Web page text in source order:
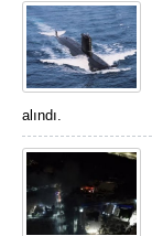
alındı.